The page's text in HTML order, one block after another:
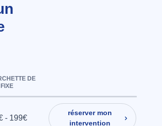
DE
- 199€
réserver mon
intervention